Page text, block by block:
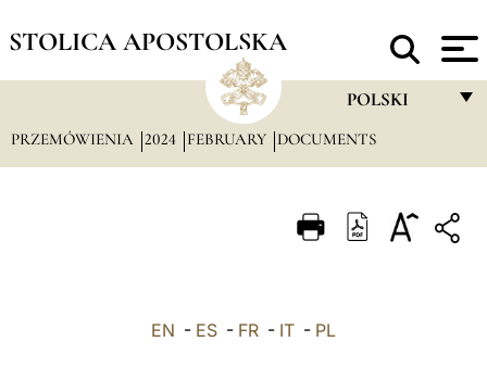
STOLICA APOSTOLSKA
POLSKI
FRANÇAIS
ITALIANO
PRZEMÓWIENIA 2024 FEBRUARY DOCUMENTS
EN - ES - FR - IT - PL